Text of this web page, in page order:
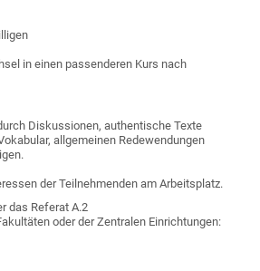
in einen passenderen Kurs nach
Diskussionen, authentische Texte
allgemeinen Redewendungen
der Teilnehmenden am Arbeitsplatz.
das Referat A.2
oder der Zentralen Einrichtungen: